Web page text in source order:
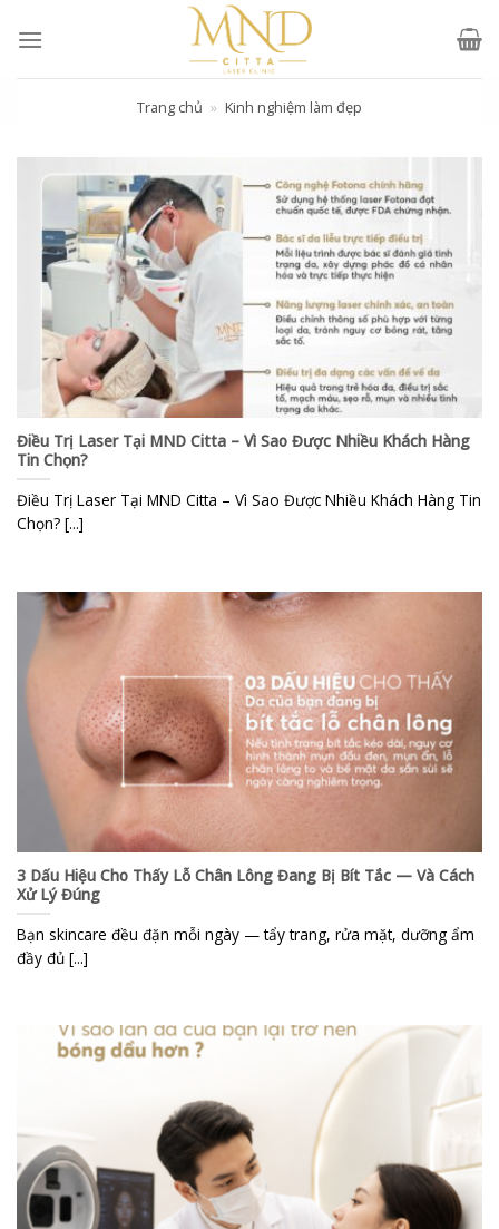
Trang chủ » Kinh nghiệm làm đẹp
Điều Trị Laser Tại MND Citta – Vì Sao Được Nhiều Khách Hàng
Tin Chọn?
Điều Trị Laser Tại MND Citta – Vì Sao Được Nhiều Khách Hàng Tin
Chọn? [...]
3 Dấu Hiệu Cho Thấy Lỗ Chân Lông Đang Bị Bít Tắc — Và Cách
Xử Lý Đúng
Bạn skincare đều đặn mỗi ngày — tẩy trang, rửa mặt, dưỡng ẩm
đầy đủ [...]